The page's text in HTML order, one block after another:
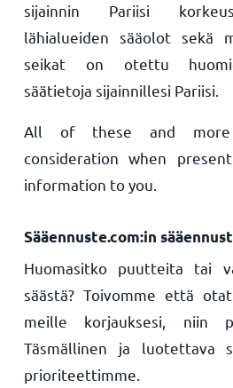
sijainnin Pariisi
lähialueiden sääolot sekä
seikat on otettu
säätietoja sijainnillesi Pariisi.
All of these and
consideration when
information to you.
Sääennuste.com:in
Huomasitko puutteita tai
säästä? Toivomme että
meille korjauksesi, niin
Täsmällinen ja luotettava
prioriteettimme.